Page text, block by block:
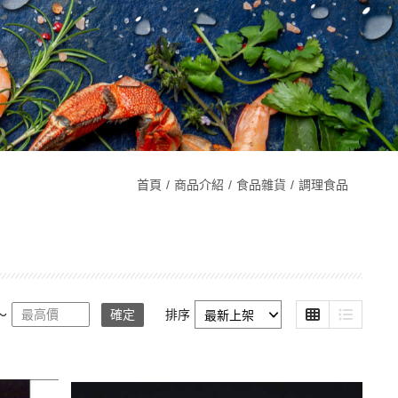
首頁 商品介紹 食品雜貨 調理食品
確定 排序